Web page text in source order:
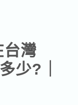
台灣
少?｜